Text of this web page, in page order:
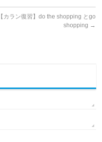
【カラン復習】do the shopping とgo
shopping →